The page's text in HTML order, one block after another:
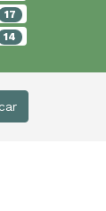
17
14